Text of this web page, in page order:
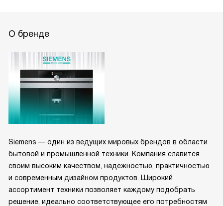
О бренде
Siemens — один из ведущих мировых брендов в области
бытовой и промышленной техники. Компания славится
своим высоким качеством, надежностью, практичностью
и современным дизайном продуктов. Широкий
ассортимент техники позволяет каждому подобрать
решение, идеально соответствующее его потребностям